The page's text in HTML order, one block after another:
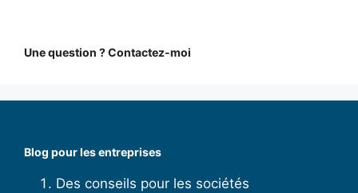
Une question ? Contactez-moi
Blog pour les entreprises
Des conseils pour les sociétés